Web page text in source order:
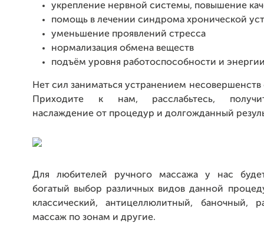
укрепление нервной системы, повышение
помощь в лечении синдрома хронической
уменьшение проявлений стресса
нормализация обмена веществ
подъём уровня работоспособности и
Нет сил заниматься устранением
Приходите к нам, расслабьтесь,
наслаждение от процедур и долгожданный
Для любителей ручного массажа у нас
богатый выбор различных видов данной
классический, антицеллюлитный, баночный,
массаж по зонам и другие.